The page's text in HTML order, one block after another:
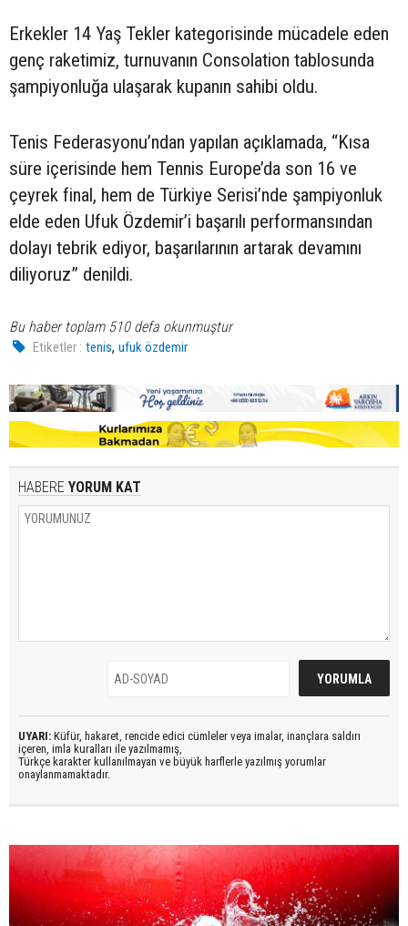
Erkekler 14 Yaş Tekler kategorisinde mücadele eden
genç raketimiz, turnuvanın Consolation tablosunda
şampiyonluğa ulaşarak kupanın sahibi oldu.
Tenis Federasyonu’ndan yapılan açıklamada, “Kısa
süre içerisinde hem Tennis Europe’da son 16 ve
çeyrek final, hem de Türkiye Serisi’nde şampiyonluk
elde eden Ufuk Özdemir’i başarılı performansından
dolayı tebrik ediyor, başarılarının artarak devamını
diliyoruz” denildi.
Bu haber toplam 510 defa okunmuştur
Etiketler : tenis,ufuk özdemir
HABERE YORUM KAT
UYARI: Küfür, hakaret, rencide edici cümleler veya imalar, inançlara saldırı
içeren, imla kuralları ile yazılmamış,
Türkçe karakter kullanılmayan ve büyük harflerle yazılmış yorumlar
onaylanmamaktadır.